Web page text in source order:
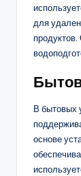
для
продуктов.
В бытовых
основе